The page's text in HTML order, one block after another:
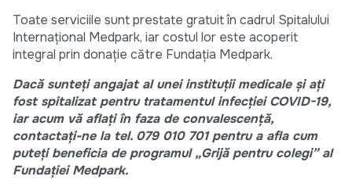
Toate serviciile sunt prestate gratuit în cadrul Spitalului
Internațional Medpark, iar costul lor este acoperit
integral prin donație către Fundația Medpark.
Dacă sunteți angajat al unei instituții medicale și ați
fost spitalizat pentru tratamentul infecției COVID-19,
iar acum vă aflați în faza de convalescență,
contactați-ne la tel. 079 010 701 pentru a afla cum
puteți beneficia de programul „Grijă pentru colegi” al
Fundației Medpark.